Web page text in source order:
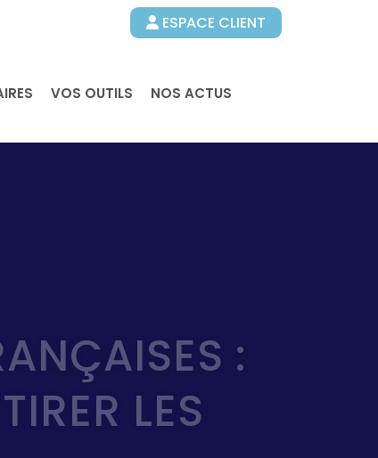
ESPACE CLIENT
VOS OUTILS NOS ACTUS
:
LES